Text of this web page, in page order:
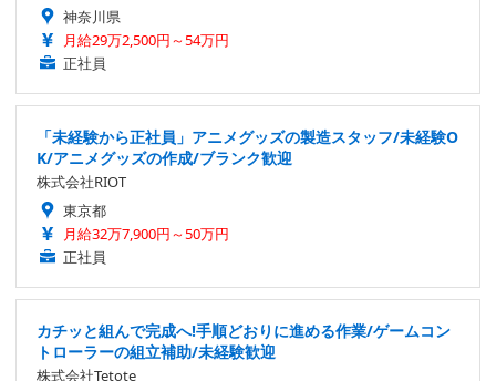
神奈川県
月給29万2,500円～54万円
正社員
「未経験から正社員」アニメグッズの製造スタッフ/未経験O
K/アニメグッズの作成/ブランク歓迎
株式会社RIOT
東京都
月給32万7,900円～50万円
正社員
カチッと組んで完成へ!手順どおりに進める作業/ゲームコン
トローラーの組立補助/未経験歓迎
株式会社Tetote